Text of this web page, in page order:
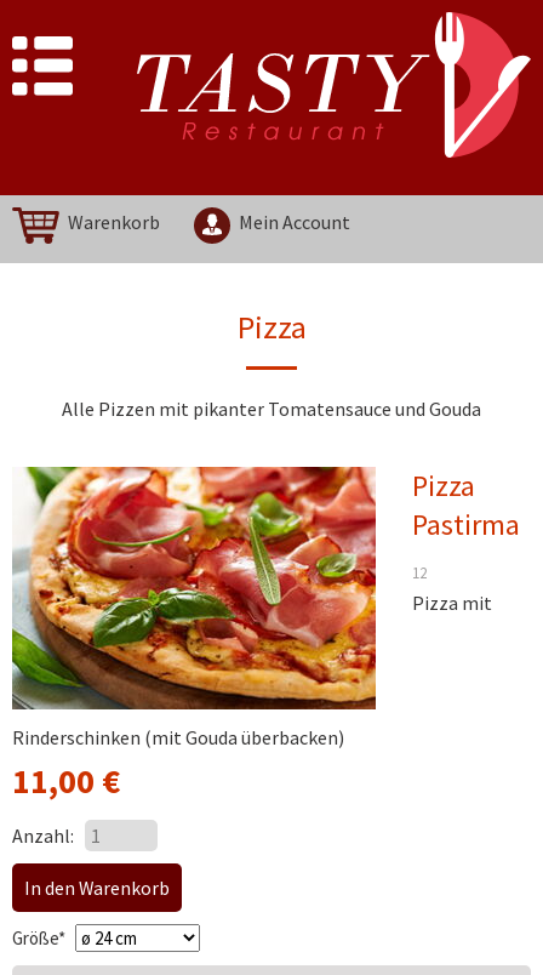
Warenkorb Mein Account
Pizza
Alle Pizzen mit pikanter Tomatensauce und Gouda
Pizza
Pastirma
12
Pizza mit
Rinderschinken (mit Gouda überbacken)
11,00 €
Anzahl:
Pflichtfeld
Größe*